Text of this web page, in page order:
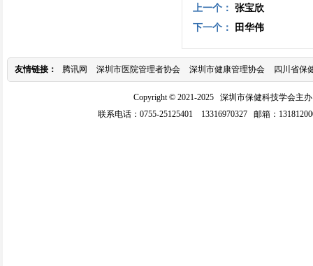
上一个： 张宝欣
下一个：
田华伟
友情链接： 腾讯网 深圳市医院管理者协会 深圳市健康管理协会 四川省保
Copyright © 2021-2025 深圳市保健科技学会
联系电话：0755-25125401 13316970327 邮箱：1